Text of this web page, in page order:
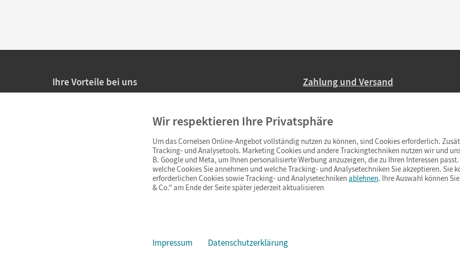
Ihre Vorteile bei uns
Persönliche Angebote für Lehrkräfte
Sicheres Einkaufen mit SSL-Verschlüsselung
Widerrufsfristvon 4 Wochen
Schnelle und einfache Retourenabwicklung
Zahlung und Versand
Ab 59,– EUR Bestellwert liefern wir
(Lieferung in 3–6 Tagen).
Barrierefreiheit Cookies & Co.
Wir respektieren Ihre Privatsphäre
Um das Cornelsen Online-Angebot vollständig nutzen zu können, sind Cookies erforderlich.
Tracking- und Analysetools. Marketing Cookies und andere Trackingtechniken nutzen wir und
B. Google und Meta, um Ihnen personalisierte Werbung anzuzeigen, die zu Ihren Interessen
welche Cookies Sie annehmen und welche Tracking- und Analysetechniken Sie akzeptieren. Sie
erforderlichen Cookies sowie Tracking- und Analysetechniken ablehnen. Ihre Auswahl können
& Co.“ am Ende der Seite später jederzeit aktualisieren
Impressum Datenschutzerklärung